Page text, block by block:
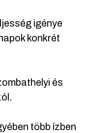
igénye
konkrét
és
több ízben